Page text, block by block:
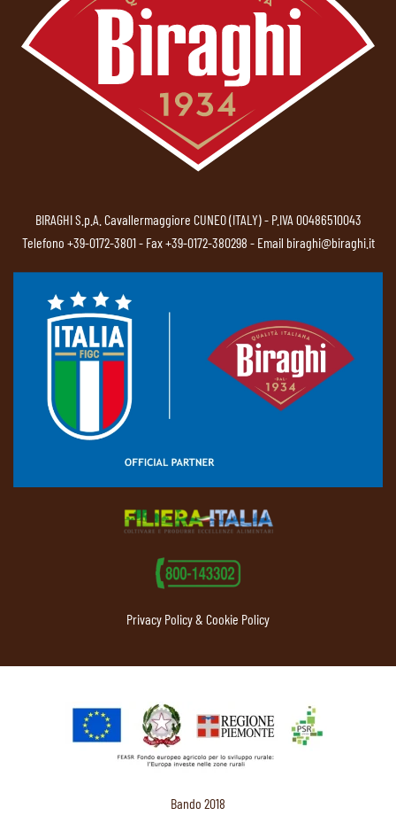
BIRAGHI S.p.A. Cavallermaggiore CUNEO (ITALY) - P.IVA 00486510043
Telefono +39-0172-3801- Fax +39-0172-380298 - Email biraghi@biraghi.it
Privacy Policy & Cookie Policy
Bando 2018